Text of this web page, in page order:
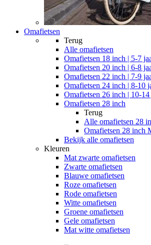
Omafietsen
Terug
Alle omafietsen
Omafietsen 18 inch | 5-7
Omafietsen 20 inch | 6-8
Omafietsen 22 inch | 7-9
Omafietsen 24 inch | 8-10
Omafietsen 26 inch | 10-14
Omafietsen 28 inch
Terug
Alle omafietsen 28
Omafietsen 28 inch
Bekijk alle omafietsen
Kleuren
Mat zwarte omafietsen
Zwarte omafietsen
Blauwe omafietsen
Roze omafietsen
Rode omafietsen
Witte omafietsen
Groene omafietsen
Gele omafietsen
Mat witte omafietsen